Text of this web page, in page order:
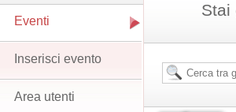
Stai
Eventi
Inserisci evento
Area utenti